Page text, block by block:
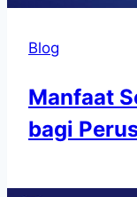
Blog
Manfaat
bagi